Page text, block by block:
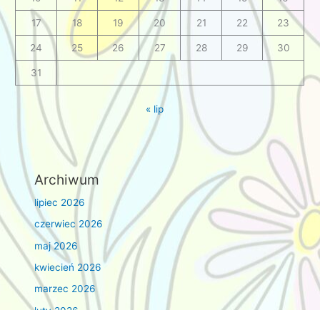
17 18 19 20 21 22 23
24 25 26 27 28 29 30
31
« lip
Archiwum
lipiec 2026
czerwiec 2026
maj 2026
kwiecień 2026
marzec 2026